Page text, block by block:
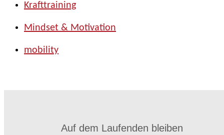
Krafttraining
Mindset & Motivation
mobility
Auf dem Laufenden bleiben